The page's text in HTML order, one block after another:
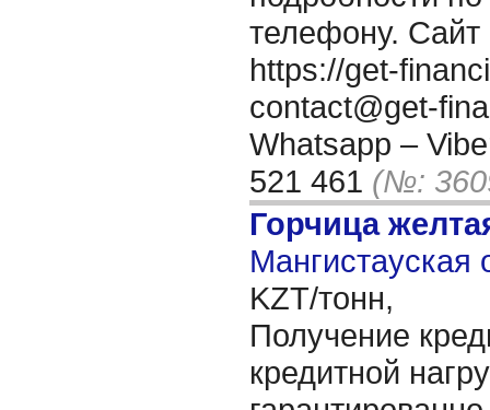
телефону. Сайт
https://get-
contact@get-
Whatsapp –
521 461 (№:
Горчица
KZT/тонн,
Получение
кредитной